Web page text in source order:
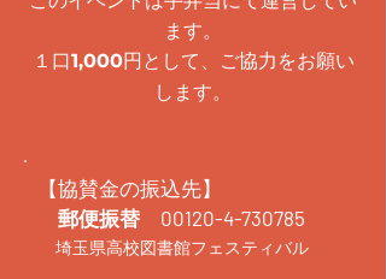
ます。
１口1,000円として、ご協力をお願い
します。
【協賛金の振込先】
郵便振替 00120-4-730785
埼玉県高校図書館フェスティバル